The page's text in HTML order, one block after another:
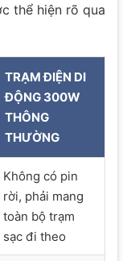
thể hiện rõ qua
TRẠM ĐIỆN DI
ĐỘNG 300W
THÔNG
THƯỜNG
Không có pin
rời, phải mang
toàn bộ trạm
sạc đi theo